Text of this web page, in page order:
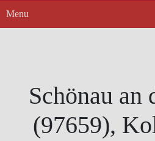
Menu
Schönau an
(97659),